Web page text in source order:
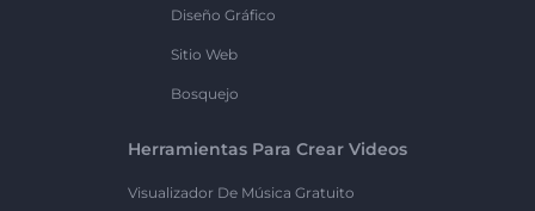
Diseño Gráfico
Sitio Web
Bosquejo
Herramientas Para Crear Videos
Visualizador De Música Gratuito